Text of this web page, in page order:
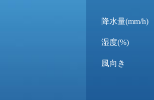
降水量(mm/h)
湿度(%)
風向き